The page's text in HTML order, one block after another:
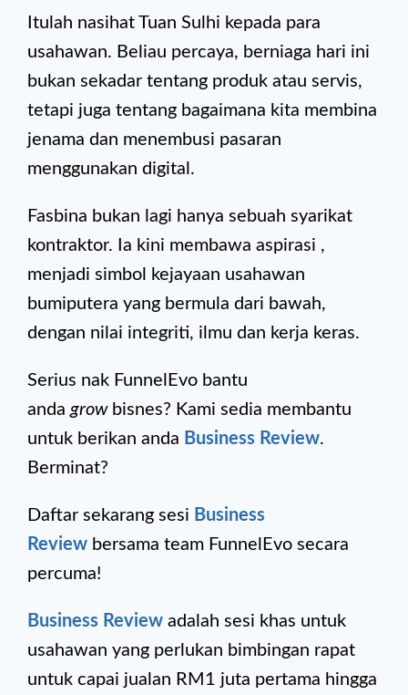
Itulah nasihat Tuan Sulhi kepada para
usahawan. Beliau percaya, berniaga hari ini
bukan sekadar tentang produk atau servis,
tetapi juga tentang bagaimana kita membina
jenama dan menembusi pasaran
menggunakan digital.
Fasbina bukan lagi hanya sebuah syarikat
kontraktor. Ia kini membawa aspirasi ,
menjadi simbol kejayaan usahawan
bumiputera yang bermula dari bawah,
dengan nilai integriti, ilmu dan kerja keras.
Serius nak FunnelEvo bantu
andagrow bisnes? Kami sedia membantu
untuk berikan anda Business Review.
Berminat?
Daftar sekarang sesi Business
Review bersama team FunnelEvo secara
percuma!
Business Review adalah sesi khas untuk
usahawan yang perlukan bimbingan rapat
untuk capai jualan RM1 juta pertama hingga